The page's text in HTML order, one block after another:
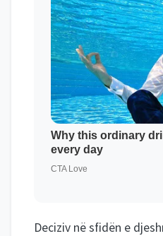
Deciziv në sfidën e